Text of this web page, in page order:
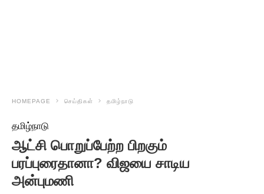
HOMEPAGE செய்திகள் தமிழ்நாடு
தமிழ்நாடு
ஆட்சி பொறுப்பேற்ற பிறகும்
பரப்புரைதானா? விஜயை சாடிய
அன்புமணி